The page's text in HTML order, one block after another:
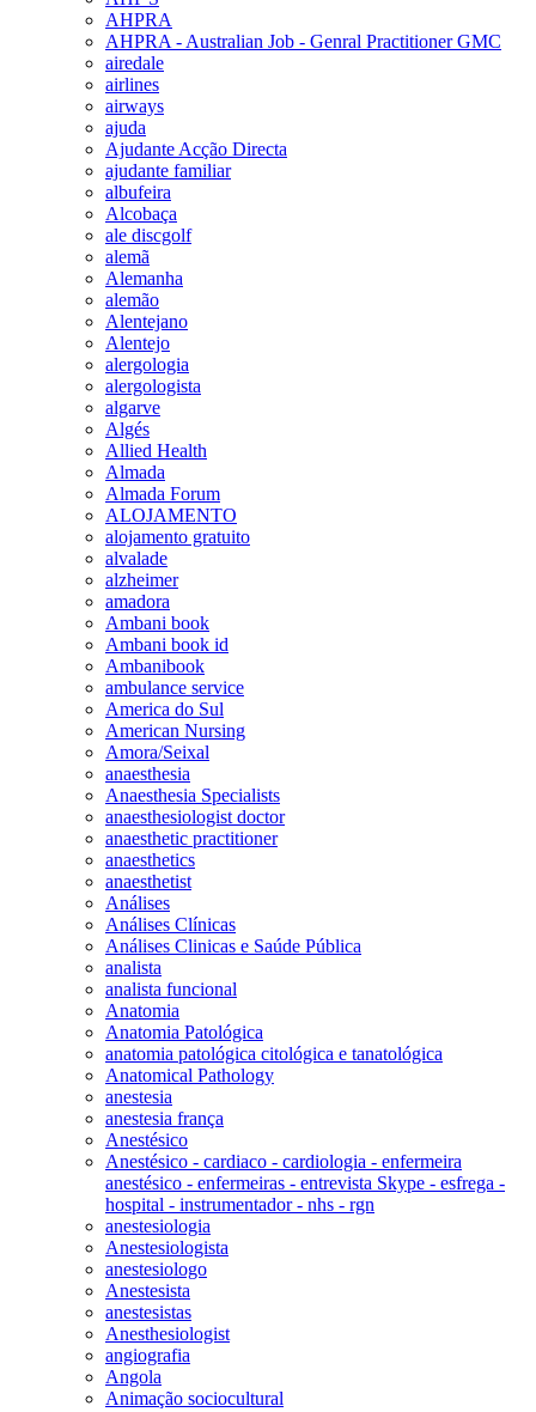
AHPRA
AHPRA - Australian Job - Genral Practitioner GMC
airedale
airlines
airways
ajuda
Ajudante Acção Directa
ajudante familiar
albufeira
Alcobaça
ale discgolf
alemã
Alemanha
alemão
Alentejano
Alentejo
alergologia
alergologista
algarve
Algés
Allied Health
Almada
Almada Forum
ALOJAMENTO
alojamento gratuito
alvalade
alzheimer
amadora
Ambani book
Ambani book id
Ambanibook
ambulance service
America do Sul
American Nursing
Amora/Seixal
anaesthesia
Anaesthesia Specialists
anaesthesiologist doctor
anaesthetic practitioner
anaesthetics
anaesthetist
Análises
Análises Clínicas
Análises Clinicas e Saúde Pública
analista
analista funcional
Anatomia
Anatomia Patológica
anatomia patológica citológica e tanatológica
Anatomical Pathology
anestesia
anestesia frança
Anestésico
Anestésico - cardiaco - cardiologia - enfermeira
anestésico - enfermeiras - entrevista Skype - esfrega -
hospital - instrumentador - nhs - rgn
anestesiologia
Anestesiologista
anestesiologo
Anestesista
anestesistas
Anesthesiologist
angiografia
Angola
Animação sociocultural